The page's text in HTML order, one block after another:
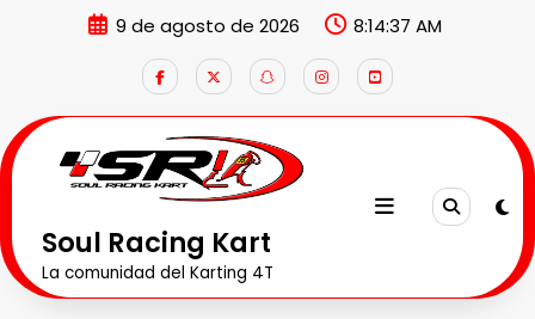
9 de agosto de 2026 8:14:38 AM
Soul Racing Kart
La comunidad del Karting 4T